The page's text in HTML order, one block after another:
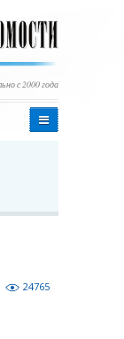
с 2000 года
24765